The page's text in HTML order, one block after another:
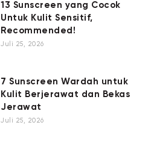
13 Sunscreen yang Cocok
Untuk Kulit Sensitif,
Recommended!
Juli 25, 2026
7 Sunscreen Wardah untuk
Kulit Berjerawat dan Bekas
Jerawat
Juli 25, 2026